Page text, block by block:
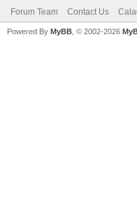
Forum Team Contact Us
Powered By MyBB , © 2002-2026